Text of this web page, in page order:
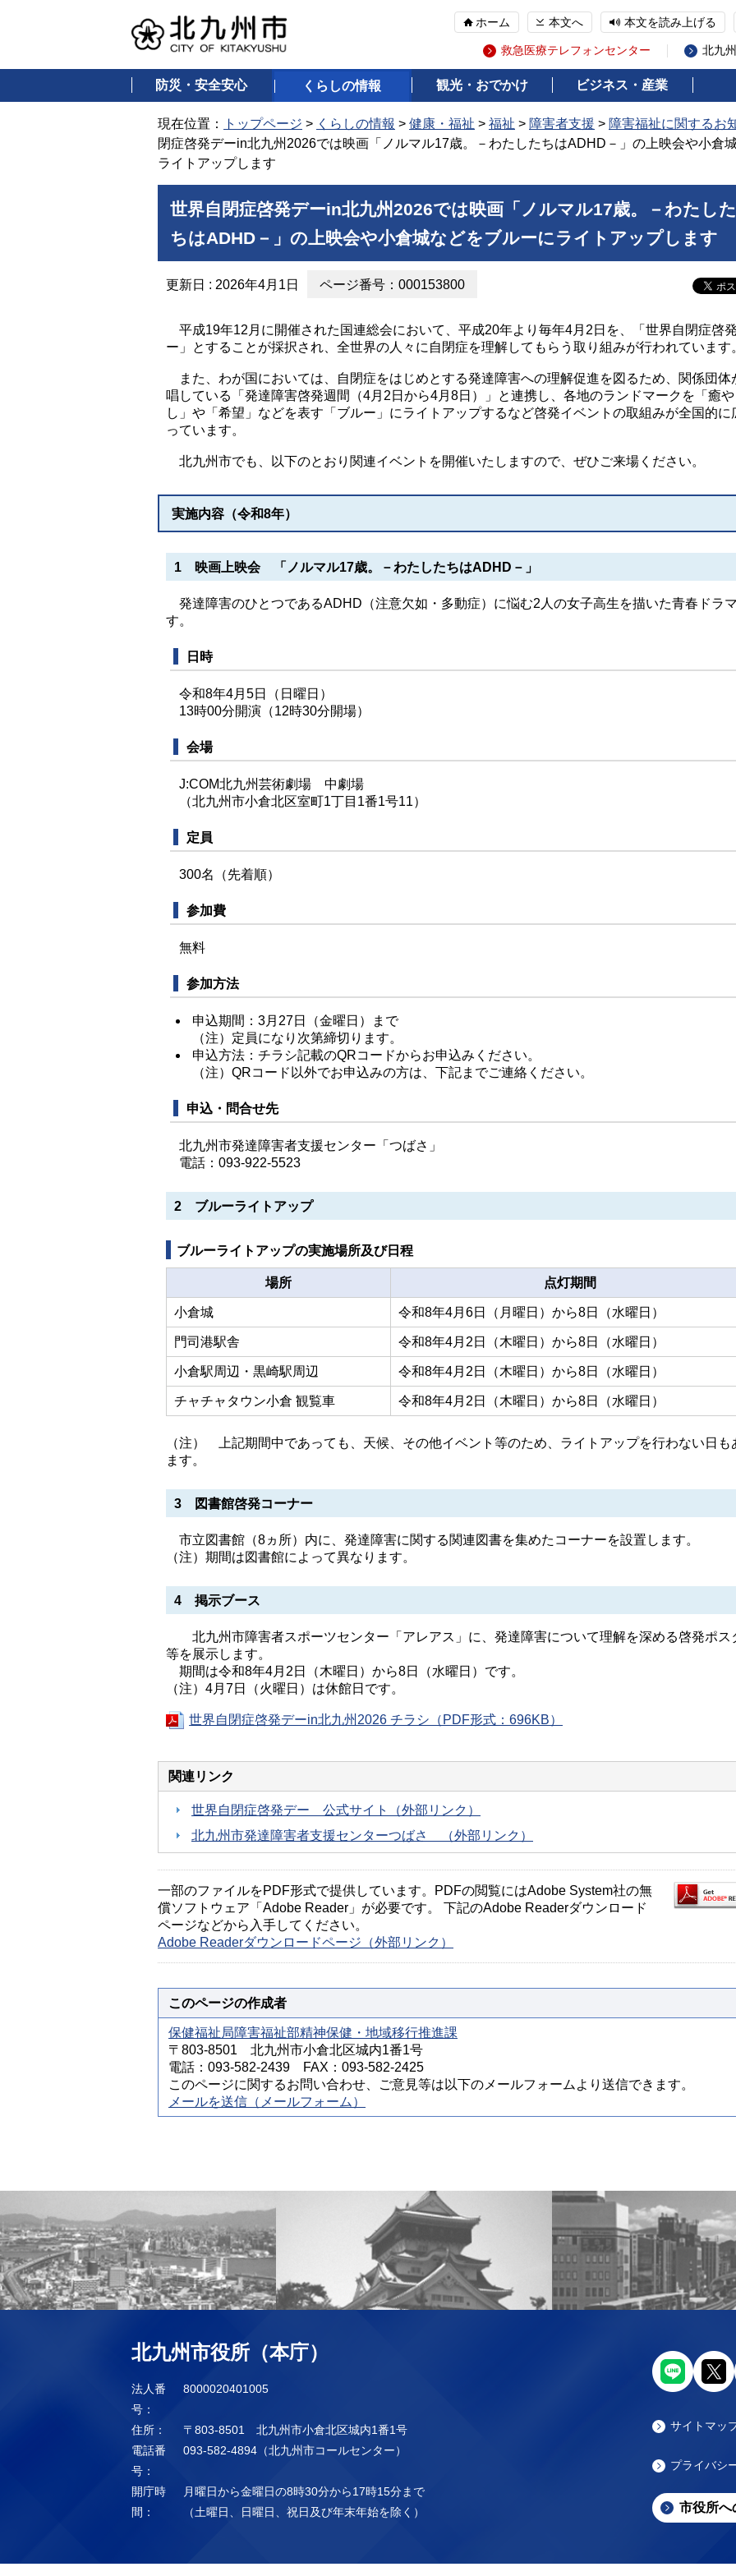
ホーム 本文へ 本文を読み上げる
救急医療テレフォンセンター 北九
防災・安全安心 くらしの情報 観光・おでかけ ビジネス・産業
現在位置： トップページ > くらしの情報 > 健康・福祉 > 福祉 > 障害者支援 > 障害福祉に関するお
閉症啓発デーin北九州2026では映画「ノルマル17歳。－わたしたちはADHD－」の上映会や小倉
ライトアップします
世界自閉症啓発デーin北九州2026では映画「ノルマル17歳。－わたした
ちはADHD－」の上映会や小倉城などをブルーにライトアップします
更新日 : 2026年4月1日 ページ番号：000153800
平成19年12月に開催された国連総会において、平成20年より毎年4月2日を、「世界自閉症啓
ー」とすることが採択され、全世界の人々に自閉症を理解してもらう取り組みが行われています
また、わが国においては、自閉症をはじめとする発達障害への理解促進を図るため、関係団体
唱している「発達障害啓発週間（4月2日から4月8日）」と連携し、各地のランドマークを「癒や
し」や「希望」などを表す「ブルー」にライトアップするなど啓発イベントの取組みが全国的に
っています。
北九州市でも、以下のとおり関連イベントを開催いたしますので、ぜひご来場ください。
実施内容（令和8年）
1 映画上映会 「ノルマル17歳。－わたしたちはADHD－」
発達障害のひとつであるADHD（注意欠如・多動症）に悩む2人の女子高生を描いた青春ドラ
す。
日時
令和8年4月5日（日曜日）
13時00分開演（12時30分開場）
会場
J:COM北九州芸術劇場 中劇場
（北九州市小倉北区室町1丁目1番1号11）
定員
300名（先着順）
参加費
無料
参加方法
申込期間：3月27日（金曜日）まで
（注）定員になり次第締切ります。
申込方法：チラシ記載のQRコードからお申込みください。
（注）QRコード以外でお申込みの方は、下記までご連絡ください。
申込・問合せ先
北九州市発達障害者支援センター「つばさ」
電話：093-922-5523
2 ブルーライトアップ
ブルーライトアップの実施場所及び日程
場所 点灯期間
小倉城 令和8年4月6日（月曜日）から8日（水曜日）
門司港駅舎 令和8年4月2日（木曜日）から8日（水曜日）
小倉駅周辺・黒崎駅周辺 令和8年4月2日（木曜日）から8日（水曜日）
チャチャタウン小倉 観覧車 令和8年4月2日（木曜日）から8日（水曜日）
（注） 上記期間中であっても、天候、その他イベント等のため、ライトアップを行わない日も
ます。
3 図書館啓発コーナー
市立図書館（8ヵ所）内に、発達障害に関する関連図書を集めたコーナーを設置します。
（注）期間は図書館によって異なります。
4 掲示ブース
北九州市障害者スポーツセンター「アレアス」に、発達障害について理解を深める啓発ポス
等を展示します。
期間は令和8年4月2日（木曜日）から8日（水曜日）です。
（注）4月7日（火曜日）は休館日です。
世界自閉症啓発デーin北九州2026 チラシ（PDF形式：696KB）
関連リンク
世界自閉症啓発デー 公式サイト（外部リンク）
北九州市発達障害者支援センターつばさ （外部リンク）
一部のファイルをPDF形式で提供しています。PDFの閲覧にはAdobe System社の無
償ソフトウェア「Adobe Reader」が必要です。 下記のAdobe Readerダウンロード
ページなどから入手してください。
Adobe Readerダウンロードページ（外部リンク）
このページの作成者
保健福祉局障害福祉部精神保健・地域移行推進課
〒803-8501 北九州市小倉北区城内1番1号
電話：093-582-2439 FAX：093-582-2425
このページに関するお問い合わせ、ご意見等は以下のメールフォームより送信できます。
メールを送信（メールフォーム）
北九州市役所（本庁）
法人番
号：
8000020401005
住所：
〒803-8501 北九州市小倉北区城内1番1号
電話番
号：
093-582-4894（北九州市コールセンター）
開庁時
間：
月曜日から金曜日の8時30分から17時15分まで
（土曜日、日曜日、祝日及び年末年始を除く）
サイトマッ
プライバシ
市役所へ